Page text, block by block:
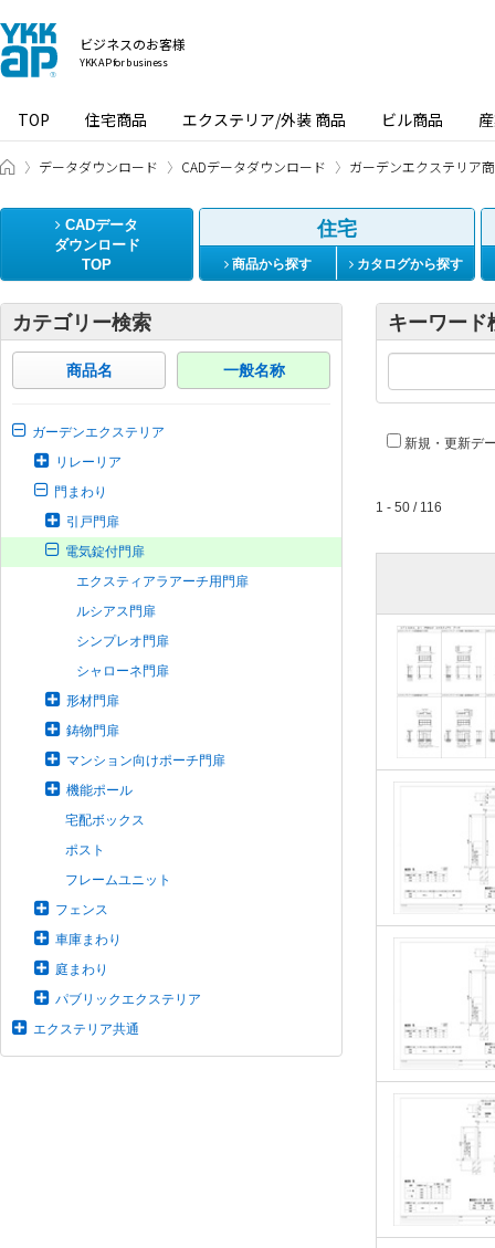
ビジネスのお客様
YKK AP for business
TOP 住宅商品 エクステリア/外装 商品 ビル商品
ビジネスのお客様 HOME
データダウンロード CADデータダウンロード ガーデンエクステリア
CADデータ
ダウンロード
TOP
住宅
商品から探す カタログから探す
カテゴリー検索
商品名 一般名称
ガーデンエクステリア
リレーリア
門まわり
引戸門扉
電気錠付門扉
エクスティアラアーチ用門扉
ルシアス門扉
シンプレオ門扉
シャローネ門扉
形材門扉
鋳物門扉
マンション向けポーチ門扉
機能ポール
宅配ボックス
ポスト
フレームユニット
フェンス
車庫まわり
庭まわり
パブリックエクステリア
エクステリア共通
キーワード
新規・更新デ
1 - 50 / 116